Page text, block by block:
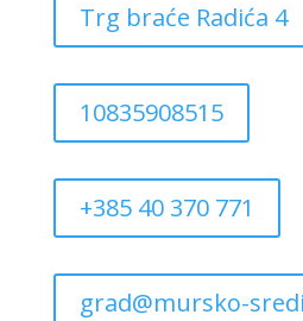
Trg braće Radića 4
10835908515
+385 40 370 771
grad@mursko-